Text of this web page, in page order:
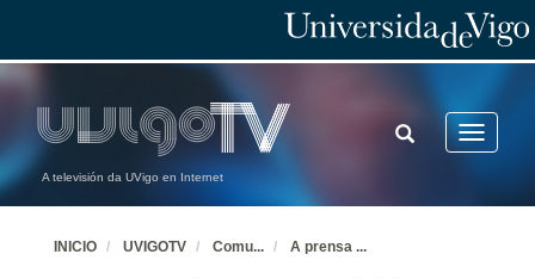
A televisión da UVigo en Internet
Toggle
TOGGLE
SEARCH
INICIO UVIGOTV Comu... A prensa ...